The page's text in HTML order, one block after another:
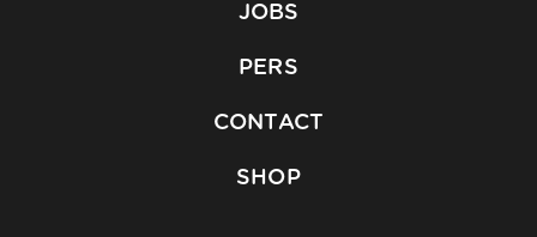
JOBS
PERS
CONTACT
SHOP